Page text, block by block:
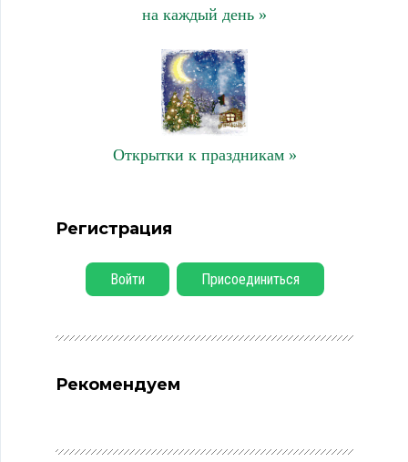
на каждый день »
Открытки к праздникам »
Регистрация
Войти Присоединиться
Рекомендуем